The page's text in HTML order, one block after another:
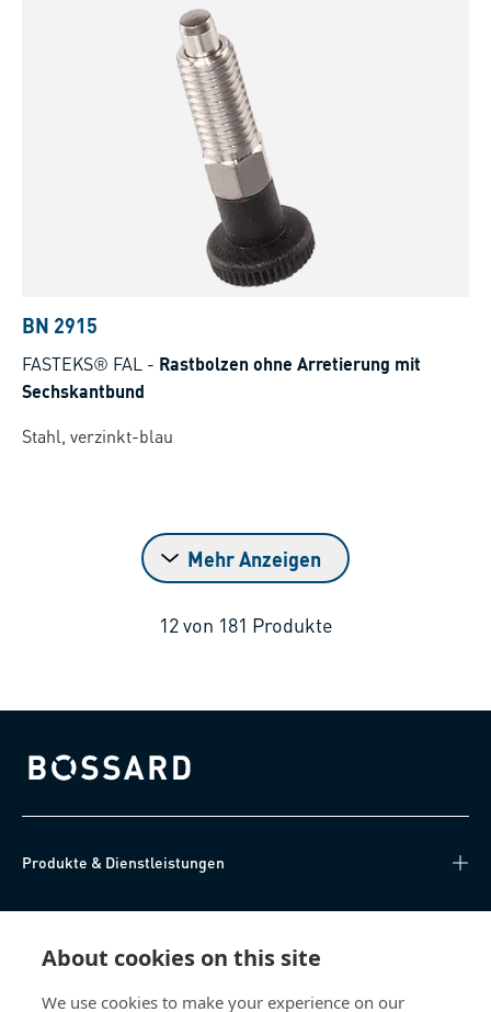
About cookies on this site
We use cookies to make your experience on our
BN 2915
FASTEKS® FAL - Rastbolzen ohne Arretierung mit
Sechskantbund
Stahl, verzinkt-blau
Mehr Anzeigen
12von 181 Produkte
Bossard homepage
Produkte & Dienstleistungen
Wissen